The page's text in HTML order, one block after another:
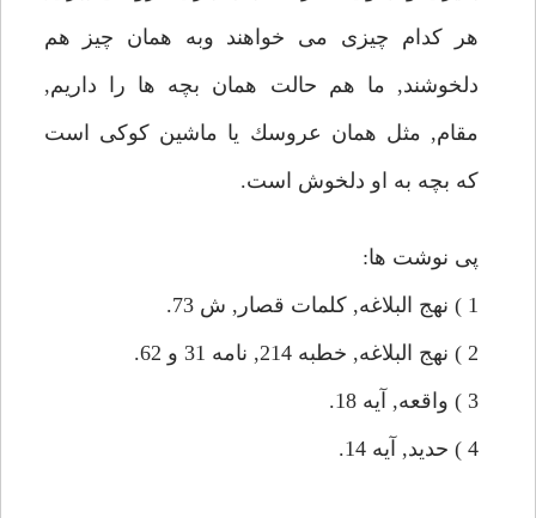
هر كدام چيزى مى خواهند وبه همان چيز هم
دلخوشند, ما هم حالت همان بچه ها را داريم,
مقام, مثل همان عروسك يا ماشين كوكى است
كه بچه به او دلخوش است.
پى نوشت ها:
1 ) نهج البلاغه, كلمات قصار, ش 73.
2 ) نهج البلاغه, خطبه 214, نامه 31 و 62.
3 ) واقعه, آيه 18.
4 ) حديد, آيه 14.